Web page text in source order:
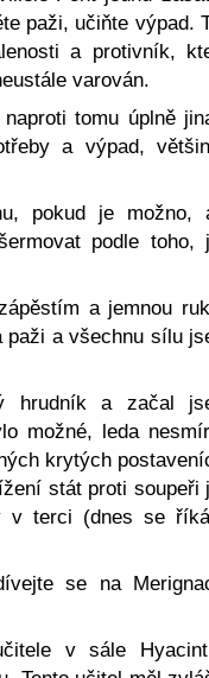
paži, učiňte výpad.
a protivník,
varován.
tomu úplně
a výpad,
pokud je možno,
podle toho,
a jemnou
a všechnu sílu
hrudník a začal
možné, leda
krytých
stát proti soupeři
v terci (dnes se
se na
v sále